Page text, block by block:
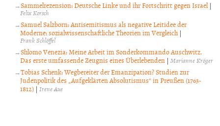
Sammelrezension: Deutsche Linke und ihr Fortschritt gegen Israel|
Felix Korsch
Samuel Salzborn: Antisemitismus als negative Leitidee der
Moderne: sozialwissenschaftliche Theorien im Vergleich |
Frank Schlöffel
Shlomo Venezia: Meine Arbeit im Sonderkommando Auschwitz.
Das erste umfassende Zeugnis eines Überlebenden | Marianne Kröger
Tobias Schenk: Wegbereiter der Emanzipation? Studien zur
Judenpolitik des „Aufgeklärten Absolutismus“ in Preußen (1763-
1812) | Irene Aue